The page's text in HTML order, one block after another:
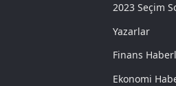
2023 Seçim
Yazarlar
Finans
Ekonomi